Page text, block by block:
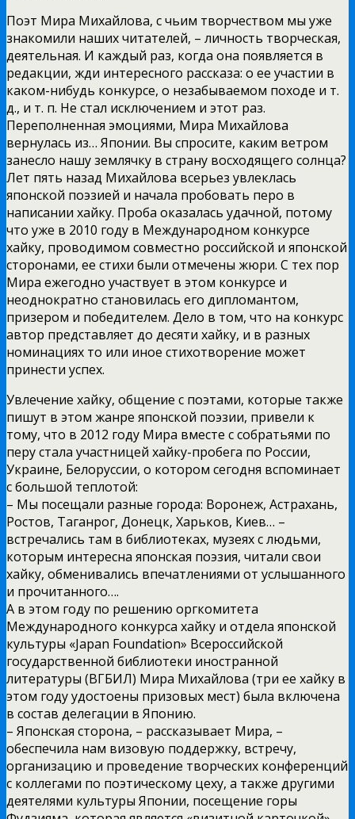
Поэт Мира Михайлова, с чьим творчеством мы уже
знакомили наших читателей, – личность творческая,
деятельная. И каждый раз, когда она появляется в
редакции, жди интересного рассказа: о ее участии в
каком-нибудь конкурсе, о незабываемом походе и т.
д., и т. п. Не стал исключением и этот раз.
Переполненная эмоциями, Мира Михайлова
вернулась из… Японии. Вы спросите, каким ветром
занесло нашу землячку в страну восходящего солнца?
Лет пять назад Михайлова всерьез увлеклась
японской поэзией и начала пробовать перо в
написании хайку. Проба оказалась удачной, потому
что уже в 2010 году в Международном конкурсе
хайку, проводимом совместно российской и японской
сторонами, ее стихи были отмечены жюри. С тех пор
Мира ежегодно участвует в этом конкурсе и
неоднократно становилась его дипломантом,
призером и победителем. Дело в том, что на конкурс
автор представляет до десяти хайку, и в разных
номинациях то или иное стихотворение может
принести успех.
Увлечение хайку, общение с поэтами, которые также
пишут в этом жанре японской поэзии, привели к
тому, что в 2012 году Мира вместе с собратьями по
перу стала участницей хайку-пробега по России,
Украине, Белоруссии, о котором сегодня вспоминает
с большой теплотой:
– Мы посещали разные города: Воронеж, Астрахань,
Ростов, Таганрог, Донецк, Харьков, Киев… –
встречались там в библиотеках, музеях с людьми,
которым интересна японская поэзия, читали свои
хайку, обменивались впечатлениями от услышанного
и прочитанного….
А в этом году по решению оргкомитета
Международного конкурса хайку и отдела японской
культуры «Japan Foundation» Всероссийской
государственной библиотеки иностранной
литературы (ВГБИЛ) Мира Михайлова (три ее хайку в
этом году удостоены призовых мест) была включена
в состав делегации в Японию.
– Японская сторона, – рассказывает Мира, –
обеспечила нам визовую поддержку, встречу,
организацию и проведение творческих конференций
с коллегами по поэтическому цеху, а также другими
деятелями культуры Японии, посещение горы